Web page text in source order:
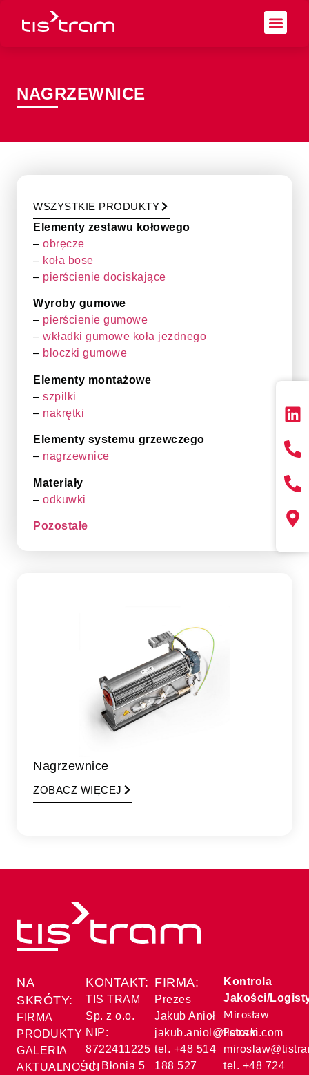
NAGRZEWNICE
WSZYSTKIE PRODUKTY
Elementy zestawu kołowego
– obręcze
– koła bose
– pierścienie dociskające
Wyroby gumowe
– pierścienie gumowe
– wkładki gumowe koła jezdnego
– bloczki gumowe
Elementy montażowe
– szpilki
– nakrętki
Elementy systemu grzewczego
– nagrzewnice
Materiały
– odkuwki
Pozostałe
Nagrzewnice
ZOBACZ WIĘCEJ
NA
SKRÓTY:
FIRMA
PRODUKTY
GALERIA
AKTUALNOŚCI
KONTAKT:
TIS TRAM
Sp. z o.o.
NIP:
8722411225
ul. Błonia 5
FIRMA:
Prezes
Jakub Anioł
jakub.aniol@tistram.com
tel. +48 514
188 527
Kontrola
Jakości/
Mirosław
Potocki
tel. +48 724